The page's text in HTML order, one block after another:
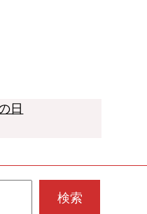
日
検索